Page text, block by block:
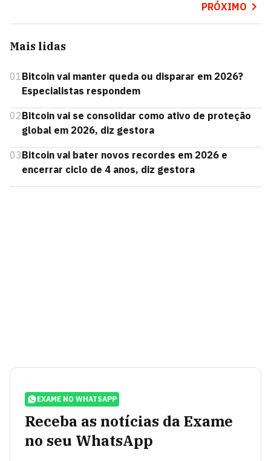
PRÓXIMO
Mais lidas
01Bitcoin vai manter queda ou disparar em 2026?
Especialistas respondem
02Bitcoin vai se consolidar como ativo de proteção
global em 2026, diz gestora
03Bitcoin vai bater novos recordes em 2026 e
encerrar ciclo de 4 anos, diz gestora
EXAME NO WHATSAPP
Receba as notícias da Exame
no seu WhatsApp